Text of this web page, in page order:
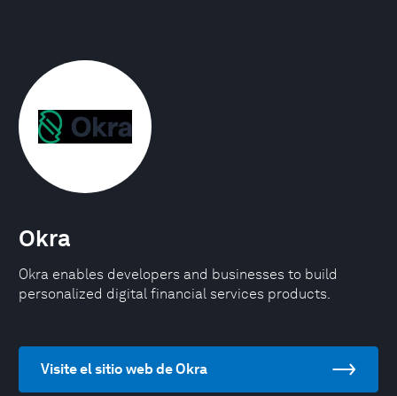
Okra
Okra enables developers and businesses to build
personalized digital financial services products.
Visite el sitio web de Okra